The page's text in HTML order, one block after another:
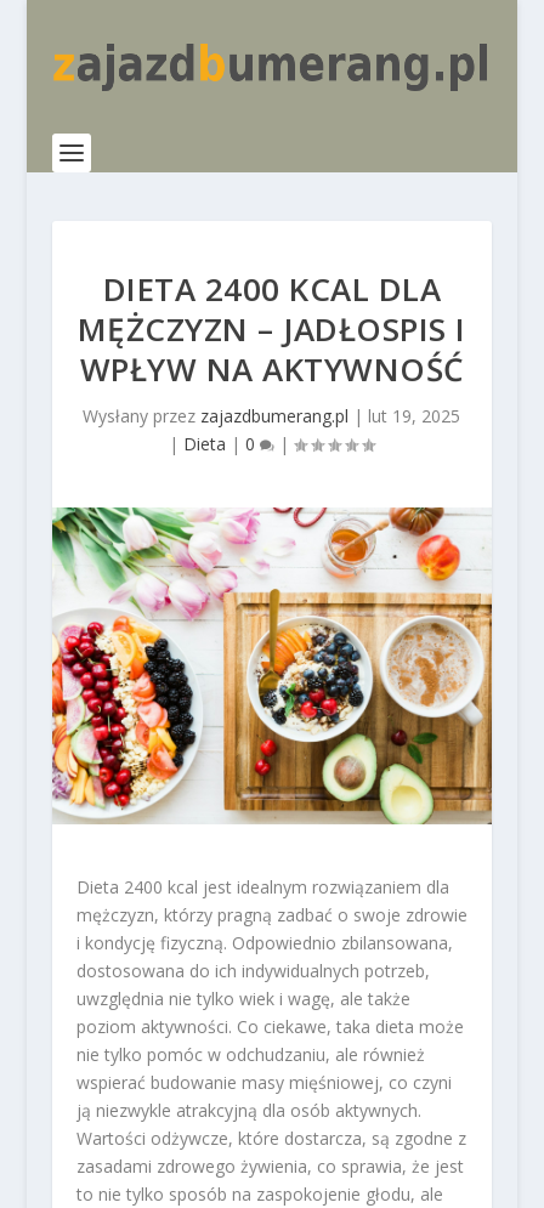
DIETA 2400 KCAL DLA
MĘŻCZYZN – JADŁOSPIS I
WPŁYW NA AKTYWNOŚĆ
Wysłany przez zajazdbumerang.pl | lut 19, 2025
| Dieta |0 |
Dieta 2400 kcal jest idealnym rozwiązaniem dla
mężczyzn, którzy pragną zadbać o swoje zdrowie
i kondycję fizyczną. Odpowiednio zbilansowana,
dostosowana do ich indywidualnych potrzeb,
uwzględnia nie tylko wiek i wagę, ale także
poziom aktywności. Co ciekawe, taka dieta może
nie tylko pomóc w odchudzaniu, ale również
wspierać budowanie masy mięśniowej, co czyni
ją niezwykle atrakcyjną dla osób aktywnych.
Wartości odżywcze, które dostarcza, są zgodne z
zasadami zdrowego żywienia, co sprawia, że jest
to nie tylko sposób na zaspokojenie głodu, ale